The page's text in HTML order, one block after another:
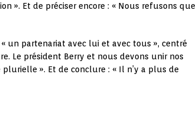
». Et de préciser encore : « Nous refusons que
un partenariat avec lui et avec tous », centré
Le président Berry et nous devons unir nos
». Et de conclure : « Il n’y a plus de